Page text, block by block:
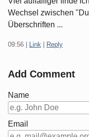
Wechsel zwischen
Überschriften ...
09:56 Link Reply
Add Comment
Name
Email